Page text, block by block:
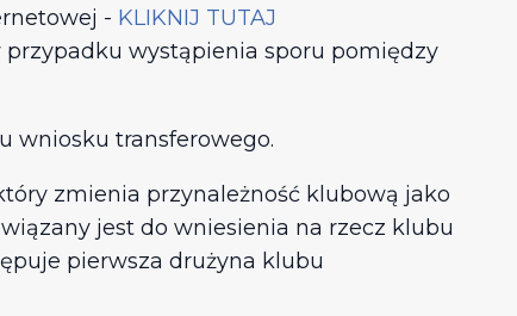
- KLIKNIJ TUTAJ
wystąpienia sporu pomiędzy
wniosku transferowego.
zmienia przynależność klubową jako
jest do wniesienia na rzecz klubu
pierwsza drużyna klubu